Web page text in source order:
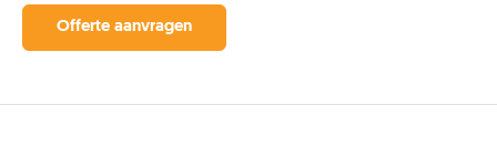
Offerte aanvragen